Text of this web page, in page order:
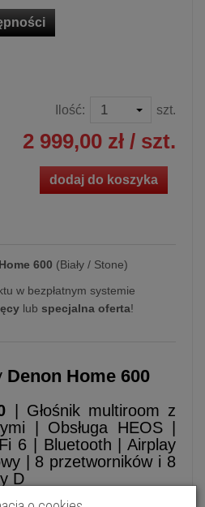
Ilość: szt.
2 999,00 zł / szt.
dodaj do koszyka
600 (Biały / Stone)
w bezpłatnym systemie
lub specjalna oferta!
Denon Home 600
| Głośnik multiroom z
| Obsługa HEOS |
6 | Bluetooth | Airplay
| 8 przetworników i 8
D